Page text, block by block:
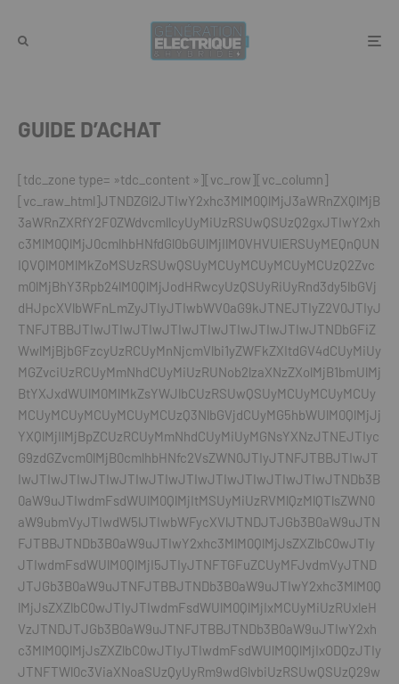
GUIDE D’ACHAT
[tdc_zone type= »tdc_content »][vc_row][vc_column]
[vc_raw_html]JTNDZGl2JTIwY2xhc3MlM0QlMjJ3aWRnZXQlMjB
3aWRnZXRfY2F0ZWdvcmllcyUyMiUzRSUwQSUzQ2gxJTIwY2xh
c3MlM0QlMjJ0cmlhbHNfdGl0bGUlMjIlM0VHVUlERSUyMEQnQUN
IQVQlM0MlMkZoMSUzRSUwQSUyMCUyMCUyMCUyMCUzQ2Zvc
m0lMjBhY3Rpb24lM0QlMjJodHRwcyUzQSUyRiUyRnd3dy5lbGVj
dHJpcXVlbWFnLmZyJTIyJTIwbWV0aG9kJTNEJTIyZ2V0JTIyJ
TNFJTBBJTIwJTIwJTIwJTIwJTIwJTIwJTIwJTIwJTNDbGFiZ
WwlMjBjbGFzcyUzRCUyMnNjcmVlbi1yZWFkZXItdGV4dCUyMiUy
MGZvciUzRCUyMmNhdCUyMiUzRUNob2lzaXNzZXolMjB1bmUlMj
BtYXJxdWUlM0MlMkZsYWJlbCUzRSUwQSUyMCUyMCUyMCUy
MCUyMCUyMCUyMCUyMCUzQ3NlbGVjdCUyMG5hbWUlM0QlMjJj
YXQlMjIlMjBpZCUzRCUyMmNhdCUyMiUyMGNsYXNzJTNEJTIyc
G9zdGZvcm0lMjB0cmlhbHNfc2VsZWN0JTIyJTNFJTBBJTIwJT
IwJTIwJTIwJTIwJTIwJTIwJTIwJTIwJTIwJTIwJTIwJTNDb3B
0aW9uJTIwdmFsdWUlM0QlMjItMSUyMiUzRVMlQzMlQTlsZWN0
aW9ubmVyJTIwdW5lJTIwbWFycXVlJTNDJTJGb3B0aW9uJTN
FJTBBJTNDb3B0aW9uJTIwY2xhc3MlM0QlMjJsZXZlbC0wJTIy
JTIwdmFsdWUlM0QlMjI5JTIyJTNFTGFuZCUyMFJvdmVyJTND
JTJGb3B0aW9uJTNFJTBBJTNDb3B0aW9uJTIwY2xhc3MlM0Q
lMjJsZXZlbC0wJTIyJTIwdmFsdWUlM0QlMjIxMCUyMiUzRUxleH
VzJTNDJTJGb3B0aW9uJTNFJTBBJTNDb3B0aW9uJTIwY2xh
c3MlM0QlMjJsZXZlbC0wJTIyJTIwdmFsdWUlM0QlMjIxODQzJTIy
JTNFTWl0c3ViaXNoaSUzQyUyRm9wdGlvbiUzRSUwQSUzQ29w